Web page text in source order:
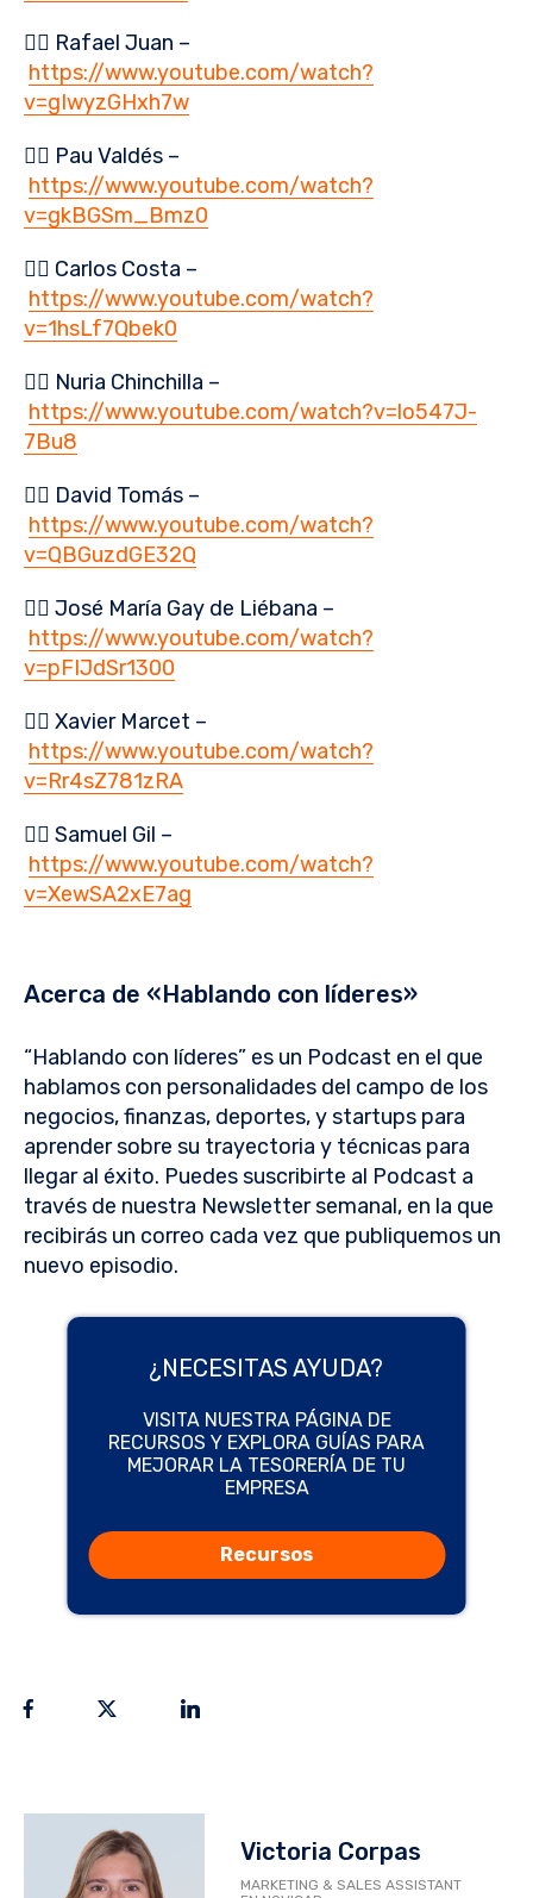
👉🏻 Rafael Juan –
https://www.youtube.com/watch?
v=gIwyzGHxh7w
👉🏻 Pau Valdés –
https://www.youtube.com/watch?
v=gkBGSm_Bmz0
👉🏻 Carlos Costa –
https://www.youtube.com/watch?
v=1hsLf7Qbek0
👉🏻 Nuria Chinchilla –
https://www.youtube.com/watch?v=lo547J-
7Bu8
👉🏻 David Tomás –
https://www.youtube.com/watch?
v=QBGuzdGE32Q
👉🏻 José María Gay de Liébana –
https://www.youtube.com/watch?
v=pFIJdSr1300
👉🏻 Xavier Marcet –
https://www.youtube.com/watch?
v=Rr4sZ781zRA
👉🏻 Samuel Gil –
https://www.youtube.com/watch?
v=XewSA2xE7ag
Acerca de «Hablando con líderes»
“Hablando con líderes” es un Podcast en el que
hablamos con personalidades del campo de los
negocios, finanzas, deportes, y startups para
aprender sobre su trayectoria y técnicas para
llegar al éxito. Puedes suscribirte al Podcast a
través de nuestra Newsletter semanal, en la que
recibirás un correo cada vez que publiquemos un
nuevo episodio.
¿NECESITAS AYUDA?
VISITA NUESTRA PÁGINA DE
RECURSOS Y EXPLORA GUÍAS PARA
MEJORAR LA TESORERÍA DE TU
EMPRESA
Recursos
Victoria Corpas
MARKETING & SALES ASSISTANT